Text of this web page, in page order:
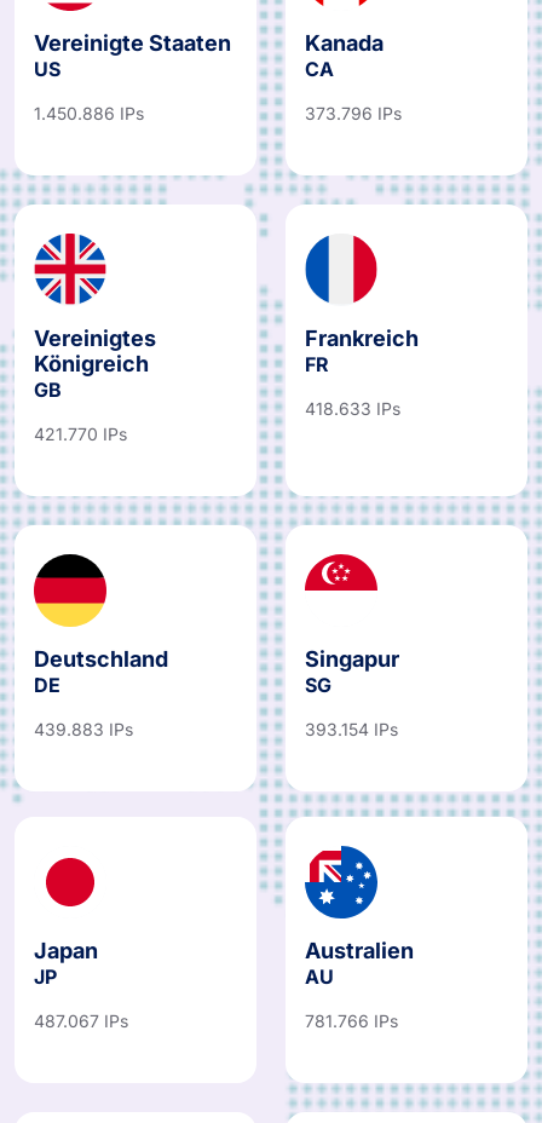
Vereinigte Staaten
US
1.450.886 IPs
Kanada
CA
373.796 IPs
Vereinigtes
Königreich
GB
421.770 IPs
Frankreich
FR
418.633 IPs
Deutschland
DE
439.883 IPs
Singapur
SG
393.154 IPs
Japan
JP
487.067 IPs
Australien
AU
781.766 IPs